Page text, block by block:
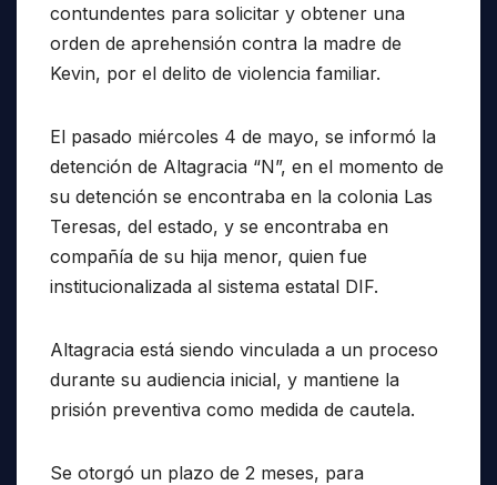
contundentes para solicitar y obtener una
orden de aprehensión contra la madre de
Kevin, por el delito de violencia familiar.
El pasado miércoles 4 de mayo, se informó la
detención de Altagracia “N”, en el momento de
su detención se encontraba en la colonia Las
Teresas, del estado, y se encontraba en
compañía de su hija menor, quien fue
institucionalizada al sistema estatal DIF.
Altagracia está siendo vinculada a un proceso
durante su audiencia inicial, y mantiene la
prisión preventiva como medida de cautela.
Se otorgó un plazo de 2 meses, para